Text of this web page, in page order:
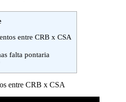
entre CRB x CSA
falta pontaria
entre CRB x CSA